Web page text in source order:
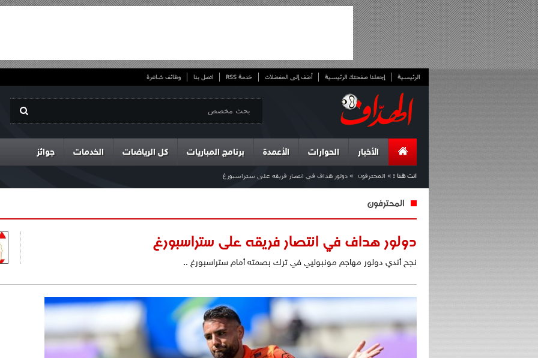
الرئيسية إجعلنا صفحتك الرئيسية أضف إلى المفضلات خدمة RSS اتصل بنا وظائف شاغرة
الأخبار الحوارات الأعمدة برنامج المباريات كل الرياضات الخدمات جوائز
انت هنا : » المحترفون » دولور هداف في انتصار فريقه على ستراسبورغ
المحترفون
دولور هداف في انتصار فريقه على ستراسبورغ
نجح أندي دولور مهاجم مونبوليي في ترك بصمته أمام ستراسبورغ ..